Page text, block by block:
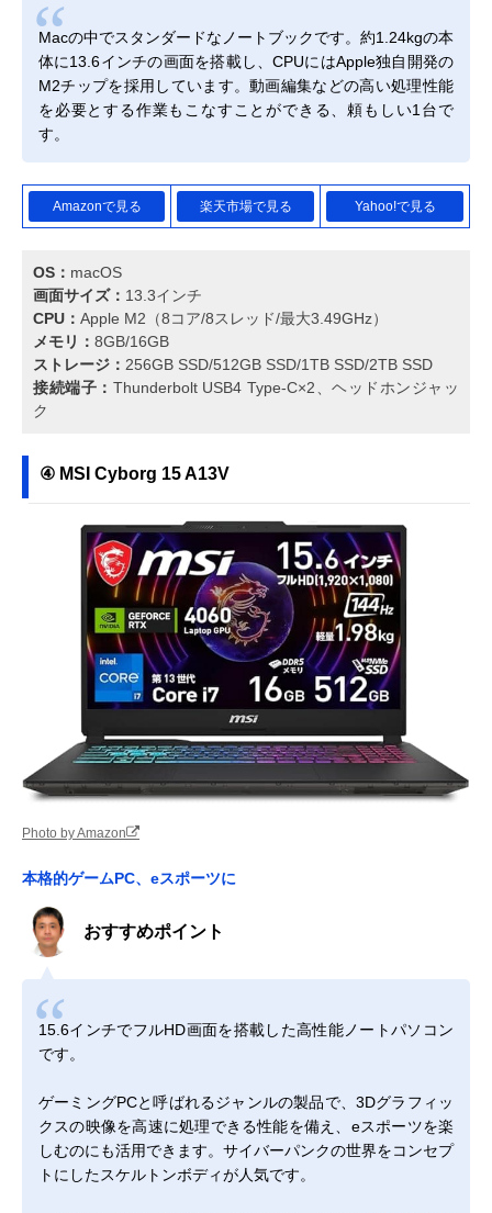
Macの中でスタンダードなノートブックです。約1.24kgの本
体に13.6インチの画面を搭載し、CPUにはApple独自開発の
M2チップを採用しています。動画編集などの高い処理性能
を必要とする作業もこなすことができる、頼もしい1台で
す。
Amazonで見る 楽天市場で見る Yahoo!で見る
OS： macOS
画面サイズ： 13.3インチ
CPU： Apple M2（8コア/8スレッド/最大3.49GHz）
メモリ： 8GB/16GB
ストレージ： 256GB SSD/512GB SSD/1TB SSD/2TB SSD
接続端子： Thunderbolt USB4 Type-C×2、ヘッドホンジャッ
ク
④ MSI Cyborg 15 A13V
Photo by Amazon
本格的ゲームPC、eスポーツに
おすすめポイント
15.6インチでフルHD画面を搭載した高性能ノートパソコン
です。
ゲーミングPCと呼ばれるジャンルの製品で、3Dグラフィッ
クスの映像を高速に処理できる性能を備え、eスポーツを楽
しむのにも活用できます。サイバーパンクの世界をコンセプ
トにしたスケルトンボディが人気です。